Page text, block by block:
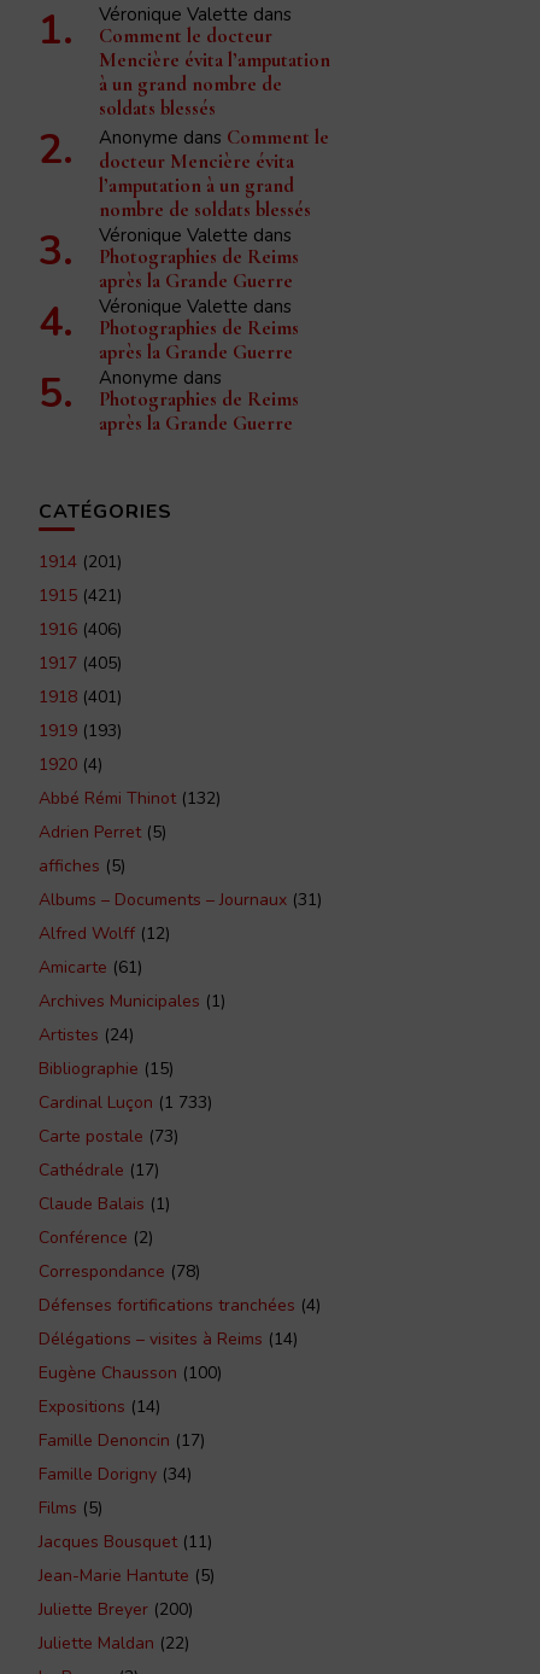
Véronique Valette dans
Comment le docteur
Mencière évita l’amputation
à un grand nombre de
soldats blessés
Anonyme dans Comment le
docteur Mencière évita
l’amputation à un grand
nombre de soldats blessés
Véronique Valette dans
Photographies de Reims
après la Grande Guerre
Véronique Valette dans
Photographies de Reims
après la Grande Guerre
Anonyme dans
Photographies de Reims
après la Grande Guerre
CATÉGORIES
1914 (201)
1915 (421)
1916 (406)
1917 (405)
1918 (401)
1919 (193)
1920 (4)
Abbé Rémi Thinot(132)
Adrien Perret(5)
affiches (5)
Albums – Documents – Journaux (31)
Alfred Wolff (12)
Amicarte (61)
Archives Municipales (1)
Artistes (24)
Bibliographie (15)
Cardinal Luçon (1 733)
Carte postale (73)
Cathédrale (17)
Claude Balais (1)
Conférence (2)
Correspondance (78)
Défenses fortifications tranchées (4)
Délégations – visites à Reims (14)
Eugène Chausson (100)
Expositions (14)
Famille Denoncin (17)
Famille Dorigny (34)
Films (5)
Jacques Bousquet(11)
Jean-Marie Hantute (5)
Juliette Breyer (200)
Juliette Maldan (22)